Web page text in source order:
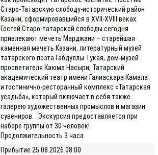
Старо-Татарскую слободу-исторический район
Казани, сформировавшийся в XVII-XVIII веках.
Гостей Старо-татарской слободы сегодня
привлекают мечеть Марджани – старейшая
каменная мечеть Казани, литературный музей
татарского поэта Габдуллы Тукая, дом-музей
просветителя Каюма Насыри, Татарский
академический театр имени Галиаскара Камала
и гостинично-ресторанный комплекс «Татарская
усадьба», который включает в себя также
галерею художественных промыслов и магазин
сувениров. Экскурсия предоставляется при
наборе группы от 30 человек!
Продолжительность 3 часа.
Прибытие 25.08.2026 08:00